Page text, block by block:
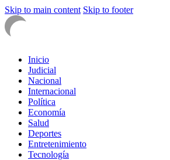
Skip to main content Skip to footer
Inicio
Judicial
Nacional
Internacional
Política
Economía
Salud
Deportes
Entretenimiento
Tecnología